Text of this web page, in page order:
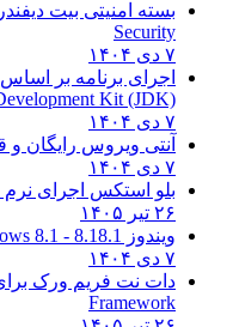
بسته امنیتی بیت
Security
۷ دی ۱۴۰۴
اجرای برنامه بر
Kit (JDK)
۷ دی ۱۴۰۴
آنتی ویروس رایگان و
۷ دی ۱۴۰۴
بلو استکس اجرای نرم
۲۶ تیر ۱۴۰۵
ویندوز 8.1
8.1 - Microsoft Windows 8.1
۷ دی ۱۴۰۴
دات نت فریم ورک
Framework